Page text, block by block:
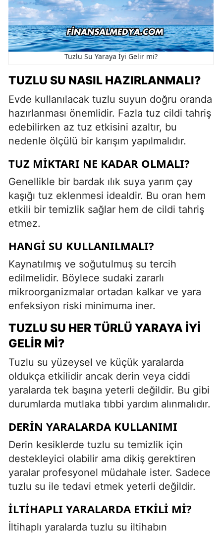
Tuzlu Su Yaraya İyi Gelir mi?
TUZLU SU NASIL HAZIRLANMALI?
Evde kullanılacak tuzlu suyun doğru oranda
hazırlanması önemlidir. Fazla tuz cildi tahriş
edebilirken az tuz etkisini azaltır, bu
nedenle ölçülü bir karışım yapılmalıdır.
TUZ MIKTARI NE KADAR OLMALI?
Genellikle bir bardak ılık suya yarım çay
kaşığı tuz eklenmesi idealdir. Bu oran hem
etkili bir temizlik sağlar hem de cildi tahriş
etmez.
HANGI SU KULLANILMALI?
Kaynatılmış ve soğutulmuş su tercih
edilmelidir. Böylece sudaki zararlı
mikroorganizmalar ortadan kalkar ve yara
enfeksiyon riski minimuma iner.
TUZLU SU HER TÜRLÜ YARAYA İYI
GELIR MI?
Tuzlu su yüzeysel ve küçük yaralarda
oldukça etkilidir ancak derin veya ciddi
yaralarda tek başına yeterli değildir. Bu gibi
durumlarda mutlaka tıbbi yardım alınmalıdır.
DERIN YARALARDA KULLANIMI
Derin kesiklerde tuzlu su temizlik için
destekleyici olabilir ama dikiş gerektiren
yaralar profesyonel müdahale ister. Sadece
tuzlu su ile tedavi etmek yeterli değildir.
İLTIHAPLI YARALARDA ETKILI MI?
İltihaplı yaralarda tuzlu su iltihabın